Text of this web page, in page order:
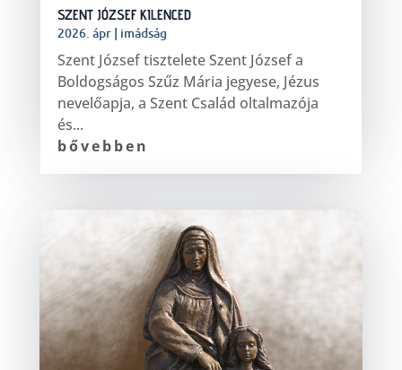
SZENT JÓZSEF KILENCED
2026. ápr| imádság
Szent József tisztelete Szent József a
Boldogságos Szűz Mária jegyese, Jézus
nevelőapja, a Szent Család oltalmazója
és...
bővebben